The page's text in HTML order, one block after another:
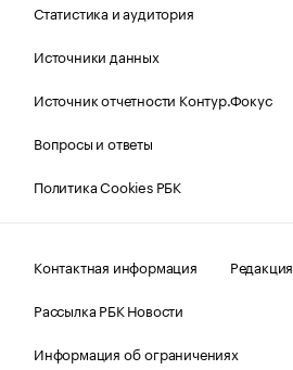
Статистика и аудитория
Источники данных
Источник отчетности Контур.Фокус
Вопросы и ответы
Политика Cookies РБК
Контактная информация
Редакция
Рассылка РБК Новости
Информация об ограничениях